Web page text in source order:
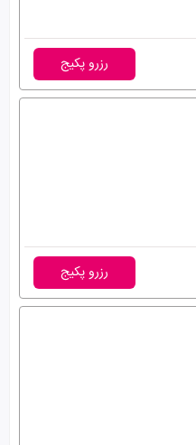
رزرو پکیج
رزرو پکیج